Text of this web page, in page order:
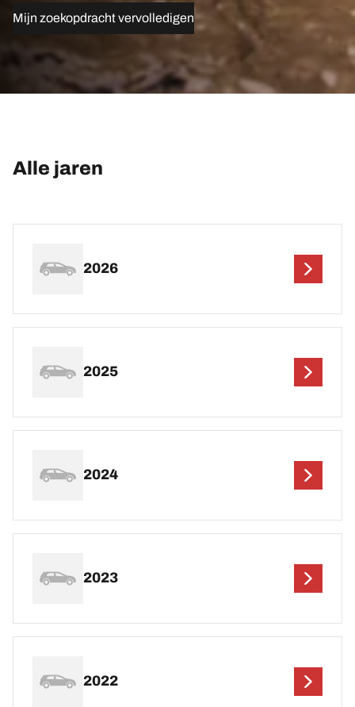
Mijn zoekopdracht vervolledigen
Alle jaren
2026
2025
2024
2023
2022